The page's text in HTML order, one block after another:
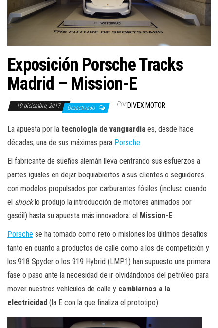
c
i
Exposición Porsche Tracks
Madrid – Mission-E
19 diciembre, 2017 Desactivado Por DIVEX MOTOR
La apuesta por la tecnología de vanguardia es, desde hace
décadas, una de sus máximas para Porsche.
El fabricante de sueños alemán lleva centrando sus esfuerzos a
partes iguales en dejar boquiabiertos a sus clientes o seguidores
con modelos propulsados por carburantes fósiles (incluso cuando
el shocklo produjo la introducción de motores animados por
gasóil) hasta su apuesta más innovadora: el Mission-E.
Porsche se ha tomado como reto o misiones los últimos desafíos
tanto en cuanto a productos de calle como a los de competición y
los 918 Spyder o los 919 Hybrid (LMP1) han supuesto una primera
fase o paso ante la necesidad de ir olvidándonos del petróleo para
mover nuestros vehículos de calle y cambiarnos a la
electricidad (la E con la que finaliza el prototipo).